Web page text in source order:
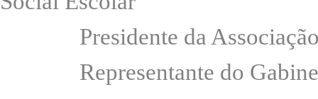
Presidente da Associação
Representante do Gabinete